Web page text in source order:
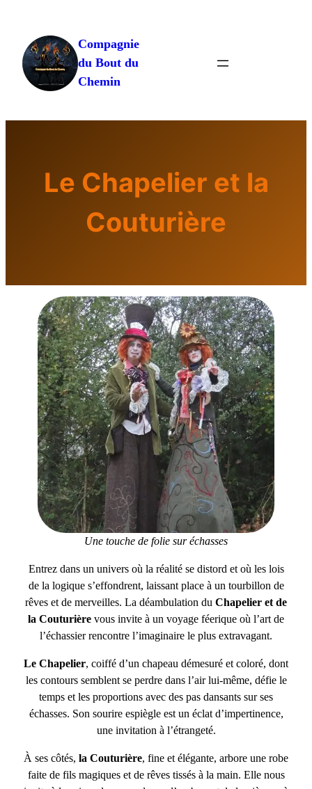
contenu
Compagnie
du Bout du
Chemin
Le Chapelier et la
Couturière
Une touche de folie sur échasses
Entrez dans un univers où la réalité se distord et où les lois
de la logique s’effondrent, laissant place à un tourbillon de
rêves et de merveilles. La déambulation du Chapelier et de
la Couturière vous invite à un voyage féerique où l’art de
l’échassier rencontre l’imaginaire le plus extravagant.
Le Chapelier, coiffé d’un chapeau démesuré et coloré, dont
les contours semblent se perdre dans l’air lui-même, défie le
temps et les proportions avec des pas dansants sur ses
échasses. Son sourire espiègle est un éclat d’impertinence,
une invitation à l’étrangeté.
À ses côtés, la Couturière, fine et élégante, arbore une robe
faite de fils magiques et de rêves tissés à la main. Elle nous